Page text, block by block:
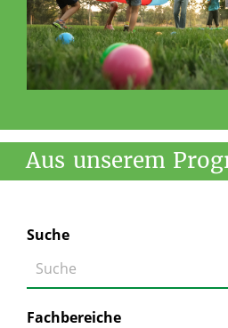
Aus unserem
Suche
Fachbereiche